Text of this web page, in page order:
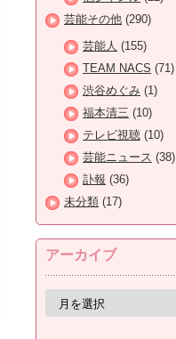
芸能その他 (290)
芸能人 (155)
TEAM NACS (71)
渋谷めぐみ (1)
福本清三 (10)
テレビ視聴 (10)
芸能ニュース (38)
訃報 (36)
未分類 (17)
アーカイブ
ー